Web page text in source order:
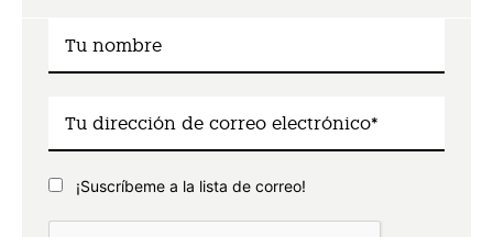
¡Suscríbeme a la lista de correo!